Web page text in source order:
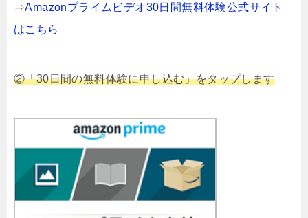
⇒Amazonプライムビデオ30日間無料体験公式サイト
はこちら
②「30日間の無料体験に申し込む」をタップします